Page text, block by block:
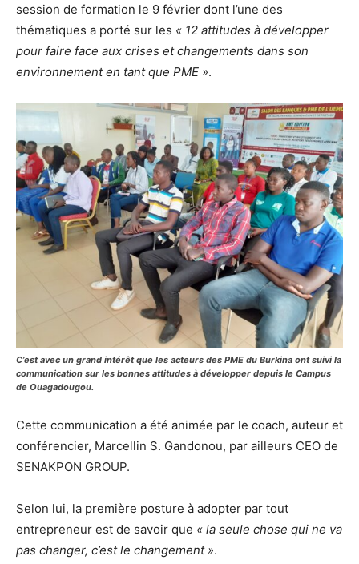
session de formation le 9 février dont l’une des
thématiques a porté sur les « 12 attitudes à développer
pour faire face aux crises et changements dans son
environnement en tant que PME ».
C’est avec un grand intérêt que les acteurs des PME du Burkina ont suivi la
communication sur les bonnes attitudes à développer depuis le Campus
de Ouagadougou.
Cette communication a été animée par le coach, auteur et
conférencier, Marcellin S. Gandonou, par ailleurs CEO de
SENAKPON GROUP.
Selon lui, la première posture à adopter par tout
entrepreneur est de savoir que « la seule chose qui ne va
pas changer, c’est le changement ».